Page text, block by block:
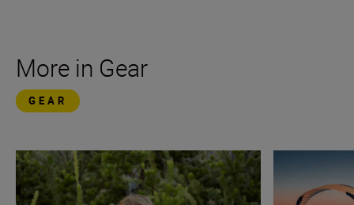
More in Gear
GEAR